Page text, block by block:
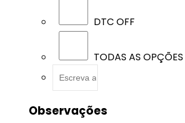
DTC OFF
TODAS AS
Observações